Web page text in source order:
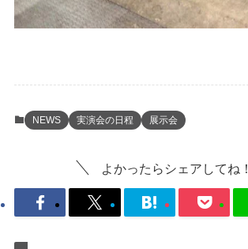
NEWS 実演会の日程 展示会
よかったらシェアしてね！